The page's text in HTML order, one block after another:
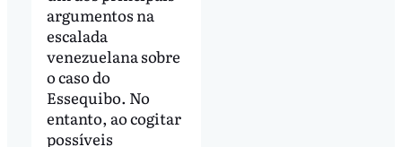
argumentos na
escalada
venezuelana sobre
o caso do
Essequibo. No
entanto, ao cogitar
possíveis